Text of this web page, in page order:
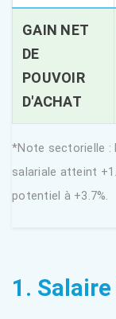
GAIN NET
DE
POUVOIR
D'ACHAT
*Note sectorielle :
salariale atteint
potentiel à +3.7%.
1.